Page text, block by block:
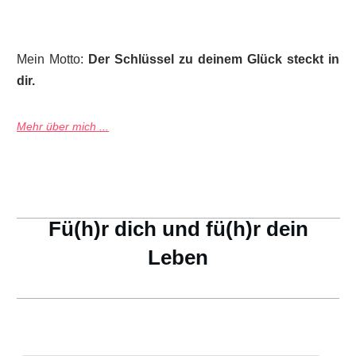
Mein Motto: Der Schlüssel zu deinem Glück steckt in
dir.
Mehr über mich ...
Fü(h)r dich und fü(h)r dein
Leben